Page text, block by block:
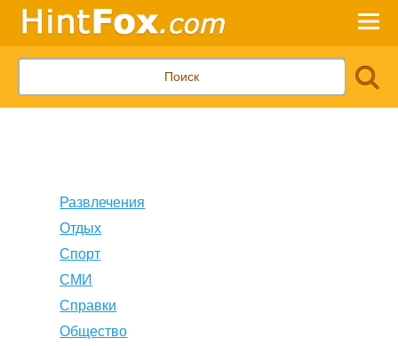
Развлечения
Отдых
Спорт
СМИ
Справки
Общество